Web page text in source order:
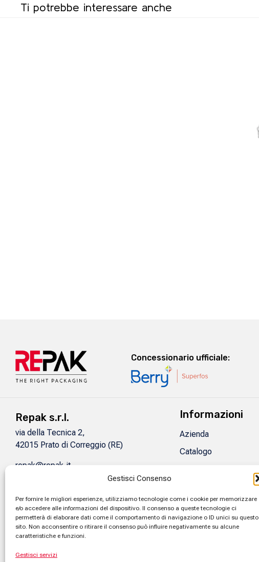
Gestisci Consenso
Per fornire le migliori esperienze, utilizziamo tecnologie come i cookie per memorizzare
e/o accedere alle informazioni del dispositivo. Il consenso a queste tecnologie ci
permetterà di elaborare dati come il comportamento di navigazione o ID unici su questo
sito. Non acconsentire o ritirare il consenso può influire negativamente su alcune
caratteristiche e funzioni.
Gestisci servizi
Ti potrebbe interessare anche
Concessionario ufficiale:
Repak s.r.l.
via della Tecnica 2,
42015 Prato di Correggio (RE)
repak@repak.it
P.IVA: 02431960356
SDI: J6URRTW
Informazioni
Azienda
Catalogo
Privacy Policy